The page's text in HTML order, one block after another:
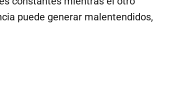
puede generar malentendidos,